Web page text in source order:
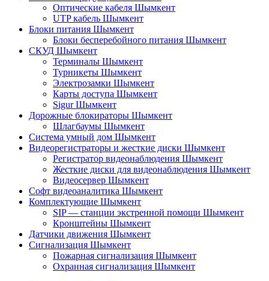
Оптические кабеля Шымкент
UTP кабель Шымкент
Блоки питания Шымкент
Блоки бесперебойного питания Шымкент
СКУД Шымкент
Терминалы Шымкент
Турникеты Шымкент
Электрозамки Шымкент
Карты доступа Шымкент
Sigur Шымкент
Дорожные блокираторы Шымкент
Шлагбаумы Шымкент
Система умный дом Шымкент
Видеорегистраторы и жесткие диски Шымкент
Регистратор видеонаблюдения Шымкент
Жесткие диски для видеонаблюдения Шымкент
Видеосервер Шымкент
Софт видеоаналитика Шымкент
Комплектующие Шымкент
SIP — станции экстренной помощи Шымкент
Кронштейны Шымкент
Датчики движения Шымкент
Сигнализация Шымкент
Пожарная сигнализация Шымкент
Охранная сигнализация Шымкент